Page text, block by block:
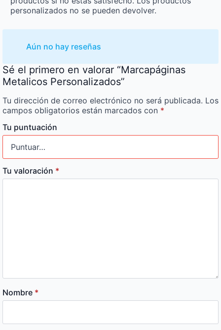
personalizados no se pueden devolver.
Aún no hay reseñas
Sé el primero en valorar “Marcapáginas
Metalicos Personalizados”
Tu dirección de correo electrónico no será publicada. Los
campos obligatorios están marcados con *
Tu puntuación
Tu valoración *
Nombre *